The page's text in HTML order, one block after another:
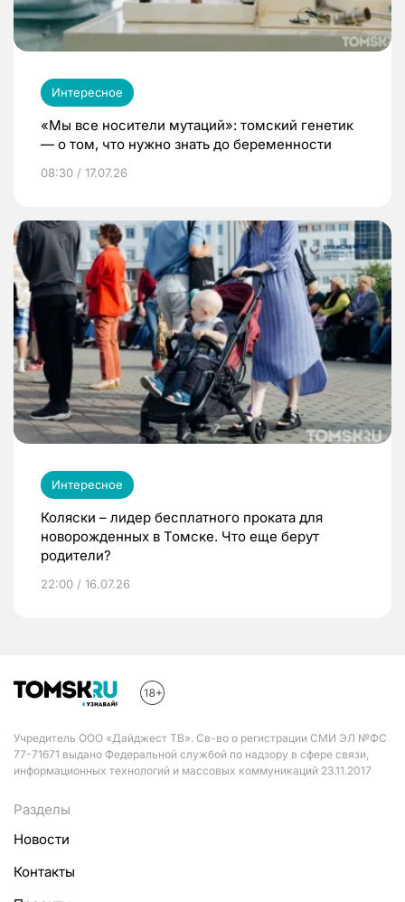
Интересное
«Мы все носители мутаций»: томский генетик
— о том, что нужно знать до беременности
08:30 / 17.07.26
Интересное
Коляски – лидер бесплатного проката для
новорожденных в Томске. Что еще берут
родители?
22:00 / 16.07.26
Учредитель ООО «Дайджест ТВ». Св-во о регистрации СМИ ЭЛ №ФС
77-71671 выдано Федеральной службой по надзору в сфере связи,
информационных технологий и массовых коммуникаций 23.11.2017
Разделы
Новости
Контакты